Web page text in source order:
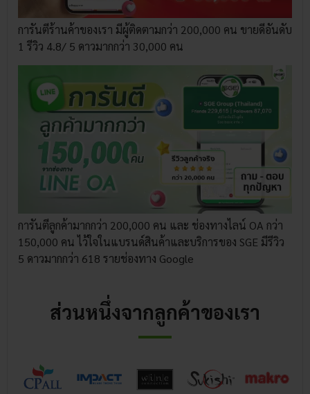
การันตีร้านค้าของเรา มีผู้ติดตามกว่า 200,000 คน ขายดีอันดับ
1 รีวิว 4.8/ 5 ดาวมากกว่า 30,000 คน
การันตีลูกค้ามากกว่า 200,000 คน และ ช่องทางไลน์ OA กว่า
150,000 คน ไว้ใจในแบรนด์สินค้าและบริการของ SGE มีรีวิว
5 ดาวมากกว่า 618 รายช่องทาง Google
ส่วนหนึ่งจากลูกค้าของเรา